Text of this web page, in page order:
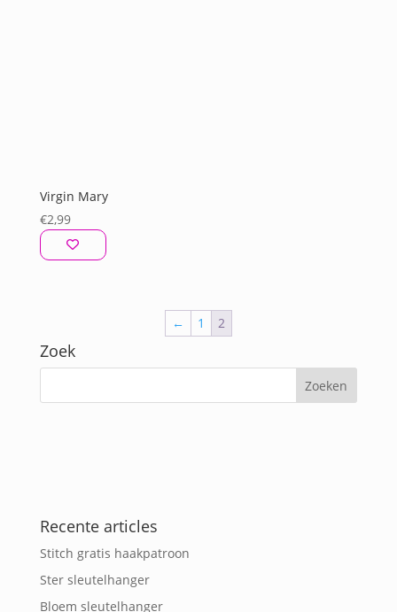
Virgin Mary
€2,99
← 1 2
Zoek
Recente articles
Stitch gratis haakpatroon
Ster sleutelhanger
Bloem sleutelhanger